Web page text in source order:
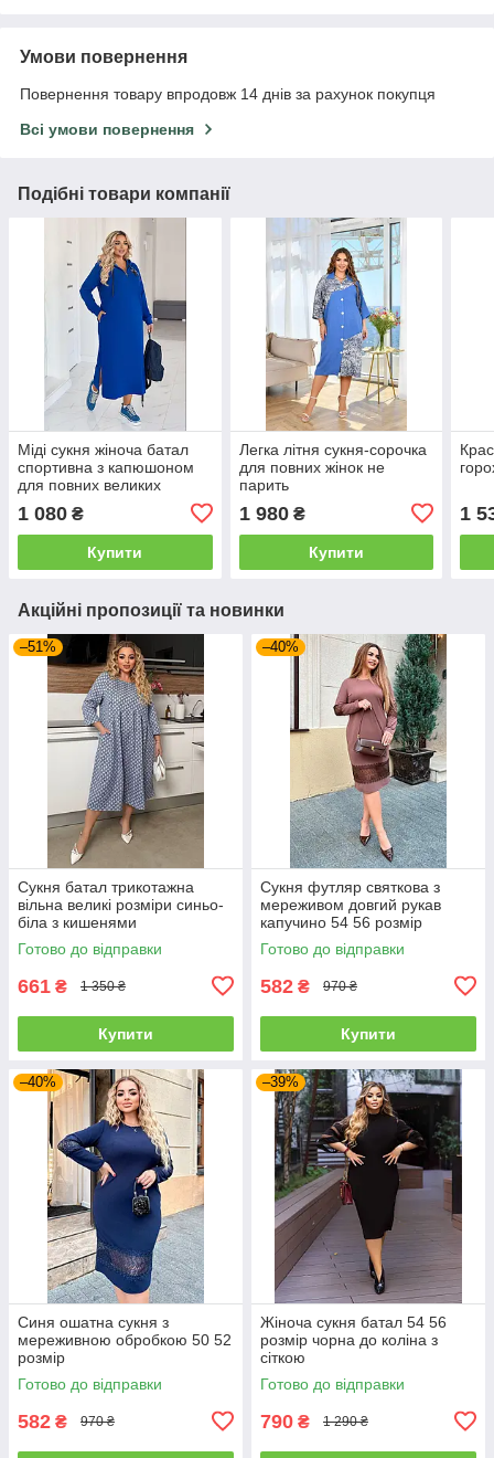
Умови повернення
Повернення товару впродовж 14 днів за рахунок покупця
Всі умови повернення
Подібні товари компанії
Міді сукня жіноча батал
спортивна з капюшоном
для повних великих
електрик
1 080 ₴
Купити
Легка літня сукня-сорочка
для повних жінок не
парить
1 980₴
Купити
1
Акційні пропозиції та новинки
–51%
Сукня батал трикотажна
вільна великі розміри синьо-
біла з кишенями
Готово до відправки
661 ₴ 1 350 ₴
Купити
–40%
Сукня футляр святкова з
мереживом довгий рукав
капучино 54 56 розмір
Готово до відправки
582 ₴ 970 ₴
Купити
–40%
Синя ошатна сукня з
мереживною обробкою 50 52
розмір
Готово до відправки
582 ₴ 970 ₴
–39%
Жіноча сукня батал 54 56
розмір чорна до коліна з
сіткою
Готово до відправки
790 ₴ 1 290 ₴